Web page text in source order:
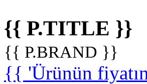
{{ P.TITLE }}
{{ P.BRAND }}
{{ 'Ürünün